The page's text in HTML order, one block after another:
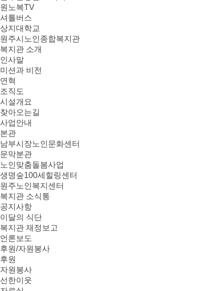
원노복TV
셔틀버스
상지대학교
원주시노인종합복지관
복지관 소개
인사말
미션과 비전
연혁
조직도
시설개요
찾아오는길
사업안내
본관
남부시장노인문화센터
문막분관
노인맞춤돌봄사업
생명숲100세힐링센터
원주노인복지센터
복지관 소식통
공지사항
이달의 식단
복지관 재정보고
언론보도
후원/자원봉사
후원
자원봉사
선한이웃